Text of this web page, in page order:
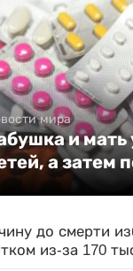
мира
и
а затем
до смерти
из-за 170